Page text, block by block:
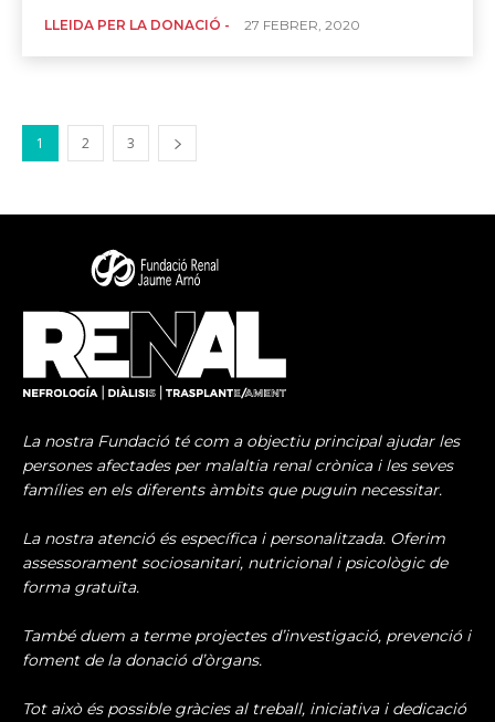
LLEIDA PER LA DONACIÓ - 27 FEBRER, 2020
1 2 3
La nostra Fundació té com a objectiu principal ajudar les
persones afectades per malaltia renal crònica i les seves
famílies en els diferents àmbits que puguin necessitar.
La nostra atenció és específica i personalitzada. Oferim
assessorament sociosanitari, nutricional i psicològic de
forma gratuïta.
També duem a terme projectes d’investigació, prevenció i
foment de la donació d’òrgans.
Tot això és possible gràcies al treball, iniciativa i dedicació